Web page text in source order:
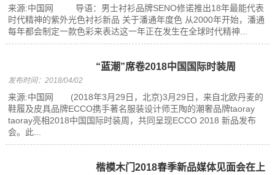
来源:中国网 导语：男士衬衫品牌SENO修诺推出18年最能代表
时代精神的紫外光色衬衫新品 关于潘通年度色 从2000年开始，潘通
每年都会制定一款色彩来表达这一年正在发生在全球时代精神...
“蓝潮”席卷2018中国国际时装周
发布时间：2018/04/02
来源:中国网 (2018年3月29日，北京)3月29日，来自北欧丹麦的
鞋履及皮具品牌ECCO携手著名服装设计师王陶的潮奢品牌taoray
taoray亮相2018中国国际时装周，共同呈现ECCO 2018 新品发布
会。此...
楷模木门2018春季新品媒体见面会在上